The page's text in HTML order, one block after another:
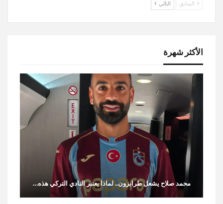
السابق التالي
الأكثر شهرة
محمد صلاح يشعل طرابزون.. لماذا يعتبر النادي التركي هذه…